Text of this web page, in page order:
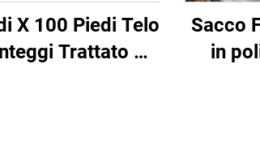
X 100 Piedi Telo
Trattato UV
Sacco
in